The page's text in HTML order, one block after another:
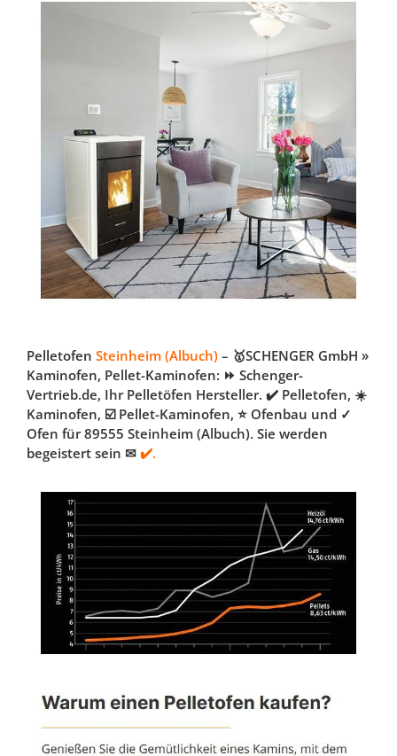
Pelletofen Steinheim (Albuch) – 🥇SCHENGER GmbH »
Kaminofen, Pellet-Kaminofen: ⏩ Schenger-
Vertrieb.de, Ihr Pelletöfen Hersteller. ✔️ Pelletofen, ☀️
Kaminofen, ☑️ Pellet-Kaminofen, ⭐ Ofenbau und ✓
Ofen für 89555 Steinheim (Albuch). Sie werden
begeistert sein ✉ ✔️.